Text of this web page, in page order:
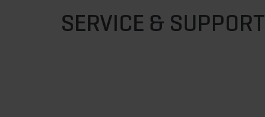
SERVICE & SUPPORT